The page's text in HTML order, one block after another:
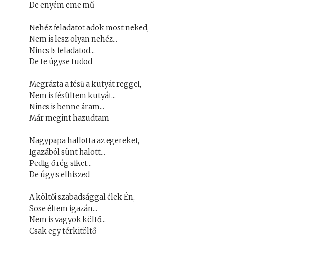
De enyém eme mű
Nehéz feladatot adok most neked,
Nem is lesz olyan nehéz...
Nincs is feladatod...
De te úgyse tudod
Megrázta a fésű a kutyát reggel,
Nem is fésültem kutyát...
Nincs is benne áram...
Már megint hazudtam
Nagypapa hallotta az egereket,
Igazából sünt halott...
Pedig ő rég siket...
De úgyis elhiszed
A költői szabadsággal élek Én,
Sose éltem igazán...
Nem is vagyok költő...
Csak egy térkitöltő